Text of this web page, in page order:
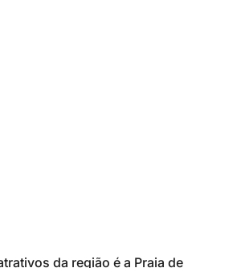
da região é a Praia de